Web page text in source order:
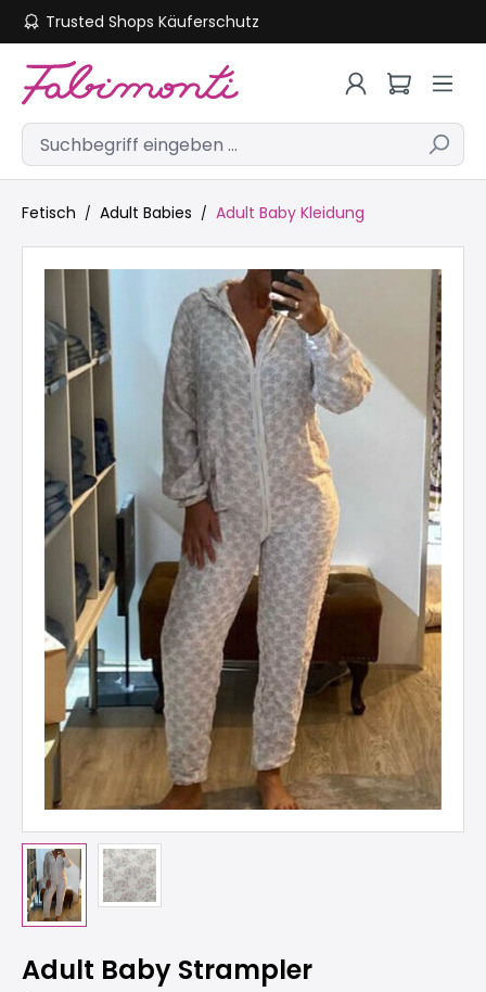
Zum Hauptinhalt springen
Trusted Shops Käuferschutz
Fetisch Adult Babies Adult Baby Kleidung
Adult Baby Strampler